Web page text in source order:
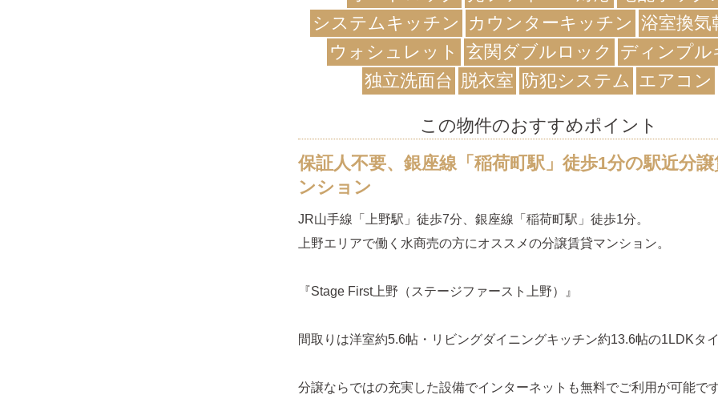
システムキッチン
カウンターキッチン 浴室換気
ウォシュレット
玄関ダブルロック
ディンプル
独立洗面台 脱衣室 防犯システム エアコン
この物件のおすすめポイント
保証人不要、銀座線「稲荷町駅」徒歩1分の駅近分
ンション
JR山手線「上野駅」徒歩7分、銀座線「稲荷町駅」徒歩1分。
上野エリアで働く水商売の方にオススメの分譲賃貸マンション。
『Stage First上野（ステージファースト上野）』
間取りは洋室約5.6帖・リビングダイニングキッチン約13.6帖の1LDKタ
分譲ならではの充実した設備でインターネットも無料でご利用が可能で